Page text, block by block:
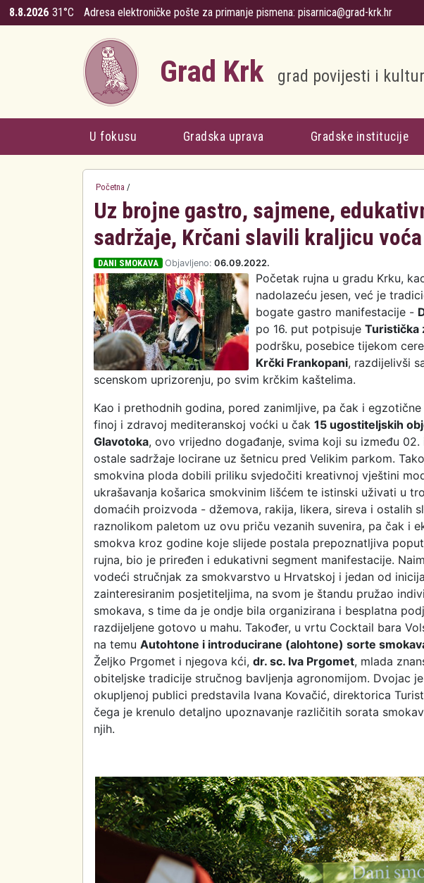
Skoči na glavni sadržaj
8.8.2026 31°C Adresa elektroničke pošte za primanje pismena: pisarnica@grad-krk.hr
Grad Krk grad povijesti i
U fokusu Gradska uprava Gradske institucije
Početna /
Uz brojne gastro, sajmene,
sadržaje, Krčani slavili kraljicu
DANI SMOKAVA Objavljeno: 06.09.2022.
Početak rujna u gradu Krku,
nadolazeću jesen, već je
bogate gastro manifestacije -
po 16. put potpisuje Turistička
podršku, posebice tijekom
Krčki Frankopani, razdijelivši
scenskom uprizorenju, po svim krčkim kaštelima.
Kao i prethodnih godina, pored zanimljive, pa čak i
finoj i zdravoj mediteranskoj voćki u čak 15 ugostiteljskih
Glavotoka, ovo vrijedno događanje, svima koji su između
ostale sadržaje locirane uz šetnicu pred Velikim parkom.
smokvina ploda dobili priliku svjedočiti kreativnoj vještini
ukrašavanja košarica smokvinim lišćem te istinski uživati u
domaćih proizvoda - džemova, rakija, likera, sireva i ostalih
raznolikom paletom uz ovu priču vezanih suvenira, pa čak i
smokva kroz godine koje slijede postala prepoznatljiva
rujna, bio je priređen i edukativni segment manifestacije.
vodeći stručnjak za smokvarstvo u Hrvatskoj i jedan od
zainteresiranim posjetiteljima, na svom je štandu pružao
smokava, s time da je ondje bila organizirana i besplatna
razdijeljene gotovo u mahu. Također, u vrtu Cocktail bara
na temu Autohtone i introducirane (alohtone) sorte
Željko Prgomet i njegova kći, dr. sc. Iva Prgomet, mlada
obiteljske tradicije stručnog bavljenja agronomijom. Dvojac
okupljenoj publici predstavila Ivana Kovačić, direktorica
čega je krenulo detaljno upoznavanje različitih sorata
njih.